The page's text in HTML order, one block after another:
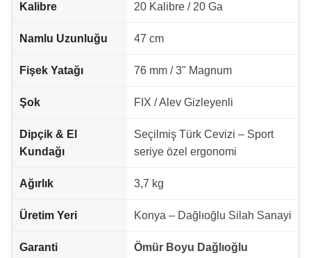
Kalibre 20 Kalibre / 20 Ga
Namlu Uzunluğu 47 cm
Fişek Yatağı 76 mm / 3" Magnum
Şok FIX / Alev Gizleyenli
Dipçik & El
Kundağı
Seçilmiş Türk Cevizi – Sport
seriye özel ergonomi
Ağırlık 3,7 kg
Üretim Yeri Konya – Dağlıoğlu Silah Sanayi
Garanti Ömür Boyu Dağlıoğlu